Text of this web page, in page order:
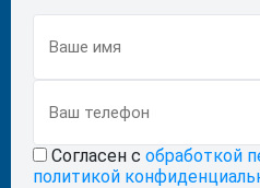
Согласен с обработкой
политикой